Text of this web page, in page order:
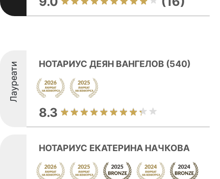
Лауреати НОТАРИУС ДЕЯН ВАНГЕЛОВ (540)
8.3
НОТАРИУС ЕКАТЕРИНА НАЧКОВА